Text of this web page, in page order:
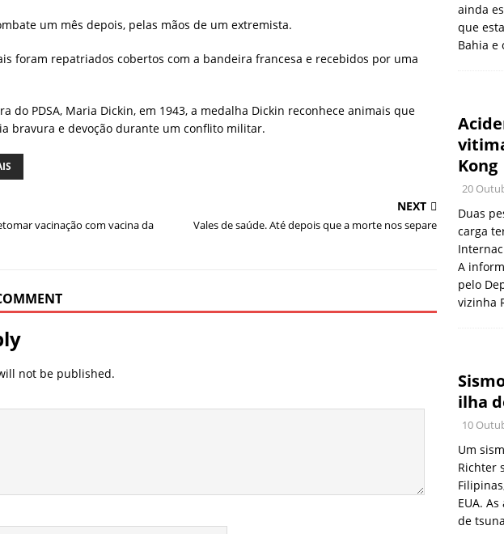
um mês depois, pelas mãos de um extremista.
foram repatriados cobertos com a bandeira francesa e recebidos por uma
do PDSA, Maria Dickin, em 1943, a medalha Dickin reconhece animais que
bravura e devoção durante um conflito militar.
vacinação com vacina da
NEXT
Vales de saúde. Até depois que a morte nos separe
not be published.
ainda
que
Bahia e
Kong
20
Duas
carga
A
pelo
vizinha
ilha
10
Um
Richter
EUA.
de